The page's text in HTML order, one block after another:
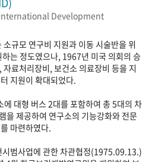
Development
규모 연구비 지원과 이동 시술반을 위
는 정도였으나, 1967년 미국 의회의 승
료처리장비, 보건소 의료장비 등을 지
지원이 확대되었다.
대형 버스 2대를 포함하여 총 5대의 차
을 제공하여 연구소의 기능강화와 전문
마련하였다.
범사업에 관한 차관협정(1975.09.13.)